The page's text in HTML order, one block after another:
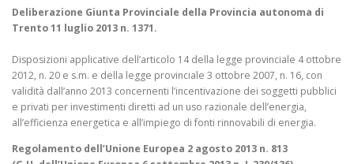
Deliberazione Giunta Provinciale della Provincia autonoma di
Trento 11 luglio 2013 n. 1371.
Disposizioni applicative dell’articolo 14 della legge provinciale 4 ottobre
2012, n. 20 e s.m. e della legge provinciale 3 ottobre 2007, n. 16, con
validità dall’anno 2013 concernenti l’incentivazione dei soggetti pubblici
e privati per investimenti diretti ad un uso razionale dell’energia,
all’efficienza energetica e all’impiego di fonti rinnovabili di energia.
Regolamento dell’Unione Europea 2 agosto 2013 n. 813